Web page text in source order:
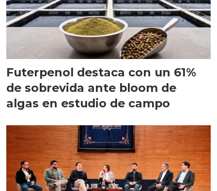
Futerpenol destaca con un 61%
de sobrevida ante bloom de
algas en estudio de campo